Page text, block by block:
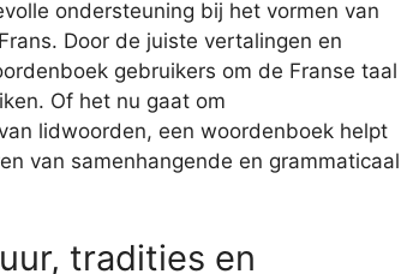
ondersteuning bij het vormen van
Door de juiste vertalingen en
gebruikers om de Franse taal
Of het nu gaat om
lidwoorden, een woordenboek helpt
van samenhangende en grammaticaal
tradities en